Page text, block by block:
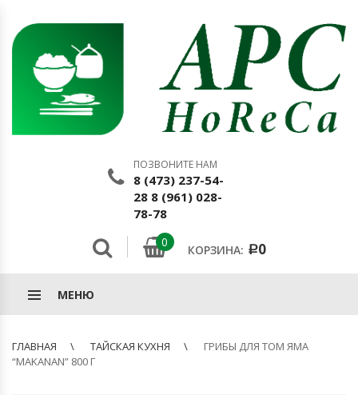
ПОЗВОНИТЕ НАМ
8 (473) 237-54-
28 8 (961) 028-
78-78
0
КОРЗИНА: Р0
МЕНЮ
ГЛАВНАЯ ТАЙСКАЯ КУХНЯ
ГРИБЫ ДЛЯ ТОМ ЯМА
“MAKANAN” 800 Г